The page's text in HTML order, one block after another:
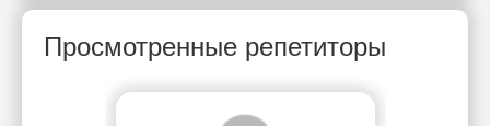
Просмотренные репетиторы